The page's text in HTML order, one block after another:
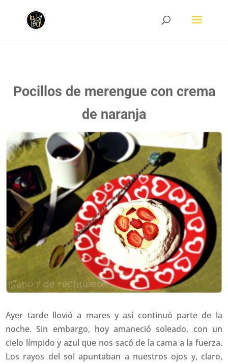
Pocillos de merengue con crema
de naranja
Ayer tarde llovió a mares y así continuó parte de la
noche. Sin embargo, hoy amaneció soleado, con un
cielo límpido y azul que nos sacó de la cama a la fuerza.
Los rayos del sol apuntaban a nuestros ojos y, claro,